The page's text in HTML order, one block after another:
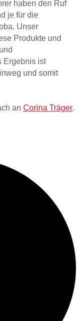
haben den Ruf
je für die
Unser
Produkte und
Ergebnis ist
und somit
an Corina Träger.